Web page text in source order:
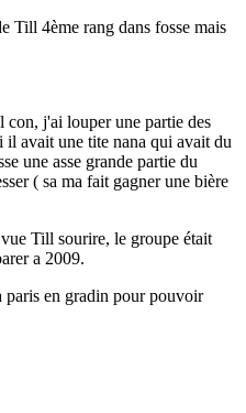
Till 4ème rang dans fosse mais
con, j'ai louper une partie des
avait une tite nana qui avait du
une asse grande partie du
( sa ma fait gagner une bière
Till sourire, le groupe était
a 2009.
paris en gradin pour pouvoir